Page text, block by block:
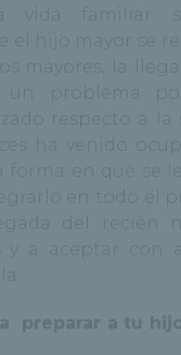
vida familiar
el hijo mayor se
mayores, la
un problema
respecto a la
ha venido
forma en que se
en todo el
del recién
y a aceptar con
preparar a tu